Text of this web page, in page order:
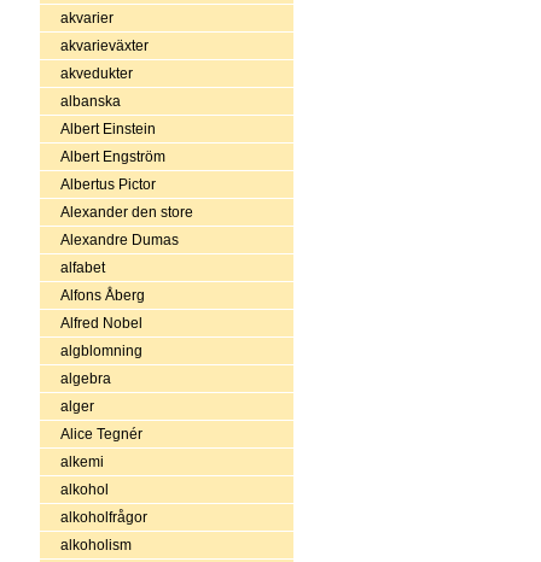
akvarier
akvarieväxter
akvedukter
albanska
Albert Einstein
Albert Engström
Albertus Pictor
Alexander den store
Alexandre Dumas
alfabet
Alfons Åberg
Alfred Nobel
algblomning
algebra
alger
Alice Tegnér
alkemi
alkohol
alkoholfrågor
alkoholism